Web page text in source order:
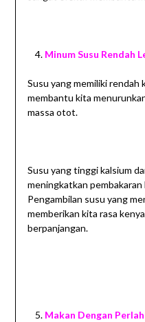
Minum Susu Rendah
Susu yang memiliki rendah
membantu kita
massa otot.
Susu yang tinggi kalsium
meningkatkan
Pengambilan susu yang
memberikan kita rasa
berpanjangan.
Makan Dengan